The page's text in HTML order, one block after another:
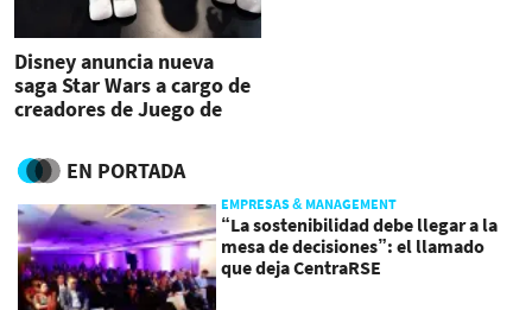
Disney anuncia nueva
saga Star Wars a cargo de
creadores de Juego de
EN PORTADA
EMPRESAS & MANAGEMENT
“La sostenibilidad debe llegar a la
mesa de decisiones”: el llamado
que deja CentraRSE